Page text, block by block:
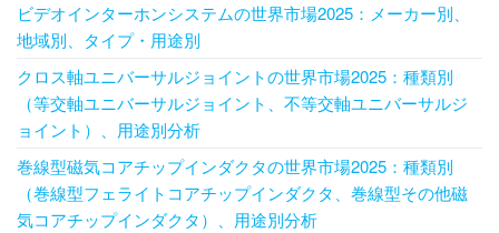
ビデオインターホンシステムの世界市場2025：メーカー別、
地域別、タイプ・用途別
クロス軸ユニバーサルジョイントの世界市場2025：種類別
（等交軸ユニバーサルジョイント、不等交軸ユニバーサルジ
ョイント）、用途別分析
巻線型磁気コアチップインダクタの世界市場2025：種類別
（巻線型フェライトコアチップインダクタ、巻線型その他磁
気コアチップインダクタ）、用途別分析